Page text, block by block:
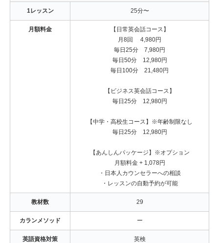
1レッスン 25分〜
月額料金
【日常英会話コース】
月8回 4,980円
毎日25分 7,980円
毎日50分 12,980円
毎日100分 21,480円
【ビジネス英会話コース】
毎日25分 12,980円
【中学・高校生コース】※年齢制限なし
毎日25分 12,980円
【あんしんパッケージ】※オプション
月額料金 + 1,078円
・日本人カウンセラーへの相談
・レッスンの自動予約が可能
教材数 29
カランメソッド ー
英語資格対策
英検